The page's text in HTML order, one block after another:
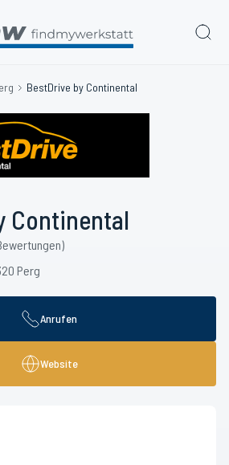
BestDrive by Continental
Continental
Perg
Anrufen
Website